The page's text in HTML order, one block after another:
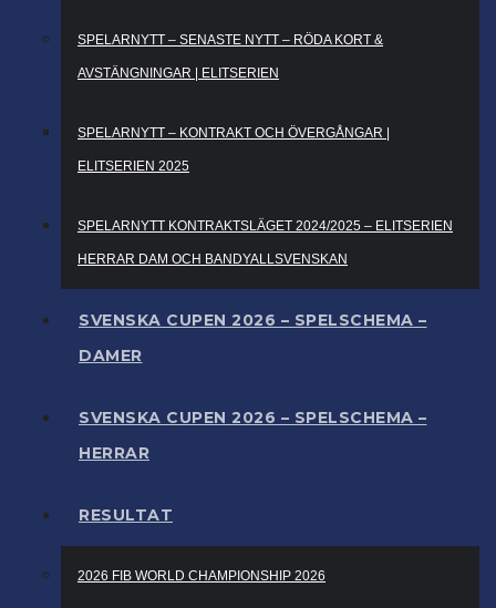
SPELARNYTT – SENASTE NYTT – RÖDA KORT &
AVSTÄNGNINGAR | ELITSERIEN
SPELARNYTT – KONTRAKT OCH ÖVERGÅNGAR |
ELITSERIEN 2025
SPELARNYTT KONTRAKTSLÄGET 2024/2025 – ELITSERIEN
HERRAR DAM OCH BANDYALLSVENSKAN
SVENSKA CUPEN 2026 – SPELSCHEMA –
DAMER
SVENSKA CUPEN 2026 – SPELSCHEMA –
HERRAR
RESULTAT
2026 FIB WORLD CHAMPIONSHIP 2026